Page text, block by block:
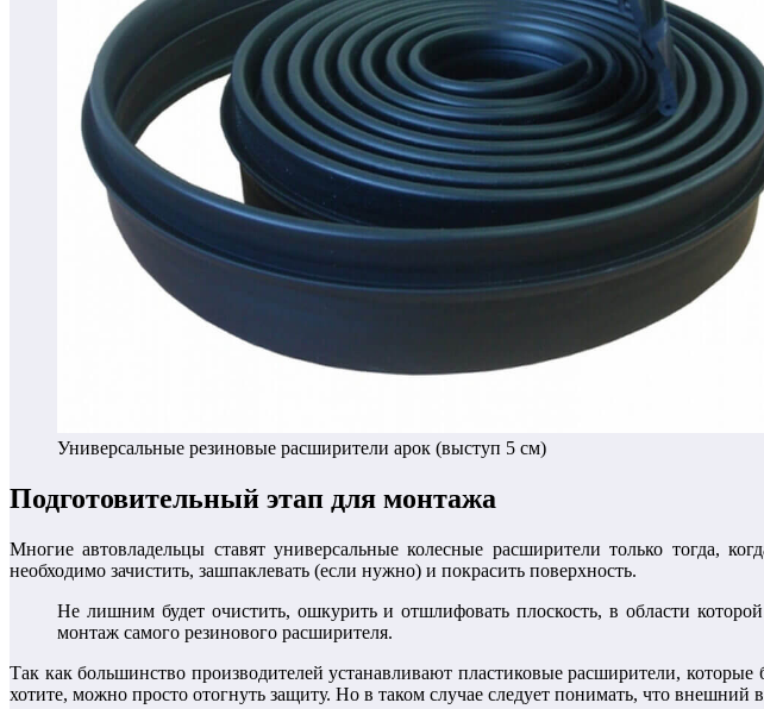
Универсальные резиновые расширители арок (выступ 5 см)
Подготовительный этап для монтажа
Многие автовладельцы ставят универсальные колесные расширители только тогда,
необходимо зачистить, зашпаклевать (если нужно) и покрасить поверхность.
Не лишним будет очистить, ошкурить и отшлифовать плоскость, в области
монтаж самого резинового расширителя.
Так как большинство производителей устанавливают пластиковые расширители,
хотите, можно просто отогнуть защиту. Но в таком случае следует понимать, что внешний